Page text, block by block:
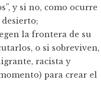
y si no, como ocurre
la frontera de su
o si sobreviven,
racista y
para crear el